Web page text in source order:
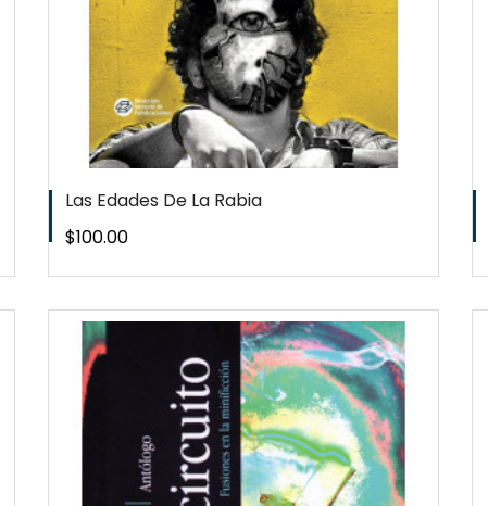
Las Edades De La Rabia
Precio
$100.00
QUICKVIEW